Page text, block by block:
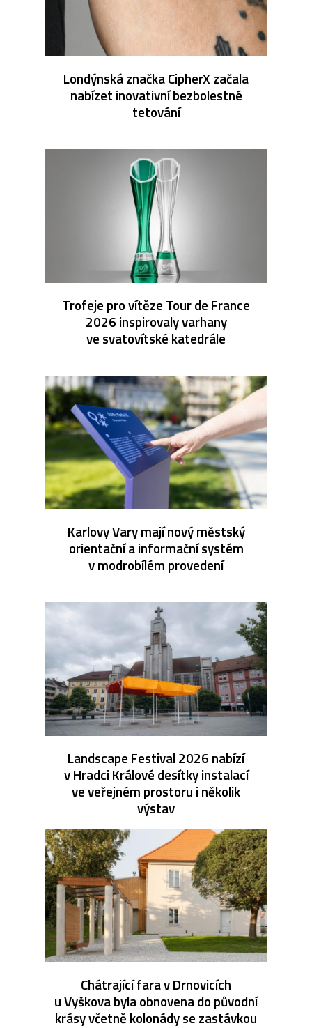
Londýnská značka CipherX začala
nabízet inovativní bezbolestné
tetování
Trofeje pro vítěze Tour de France
2026 inspirovaly varhany
ve svatovítské katedrále
Karlovy Vary mají nový městský
orientační a informační systém
v modrobílém provedení
Landscape Festival 2026 nabízí
v Hradci Králové desítky instalací
ve veřejném prostoru i několik
výstav
Chátrající fara v Drnovicích
u Vyškova byla obnovena do původní
krásy včetně kolonády se zastávkou